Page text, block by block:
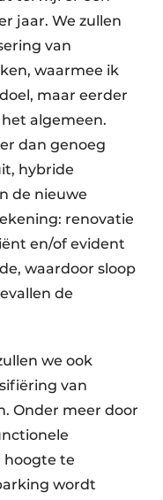
jaar. We zullen
van
waarmee ik
maar eerder
algemeen.
dan genoeg
hybride
de nieuwe
renovatie
en/of evident
waardoor sloop
de
we ook
van
Onder meer door
hoogte te
wordt